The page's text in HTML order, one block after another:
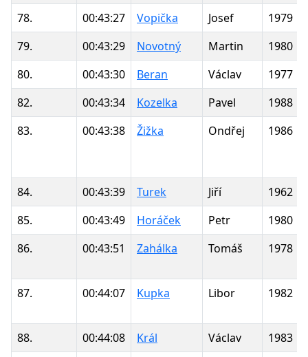
78.
00:43:27 Vopička Josef
1979
79.
00:43:29 Novotný Martin
1980
80.
00:43:30 Beran Václav
1977
82.
00:43:34 Kozelka Pavel
1988
83.
00:43:38 Žižka Ondřej 1986
84. 00:43:39 Turek Jiří
1962
85.
00:43:49 Horáček Petr
1980
86.
00:43:51 Zahálka Tomáš 1978
87. 00:44:07 Kupka Libor 1982
88. 00:44:08 Král Václav
1983